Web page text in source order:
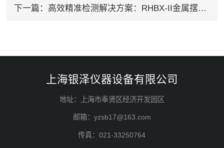
下一篇： 高效精准检测解决方案：RHBX-II金属摆洗机摆频调节、时间设定及操作实操教程
上海银泽仪器设备有限公司
地址：上海市奉贤区经济开发园区
邮箱：yzsb17@163.com
传真：021-33250764